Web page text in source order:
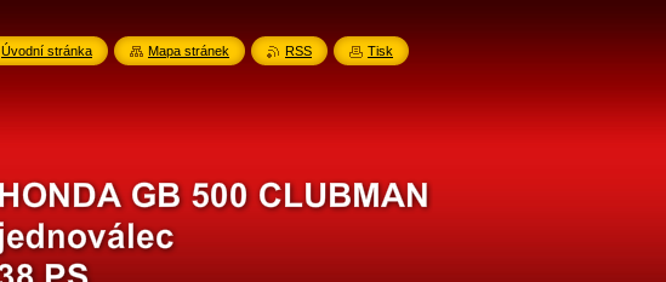
Úvodní stránka Mapa stránek RSS Tisk